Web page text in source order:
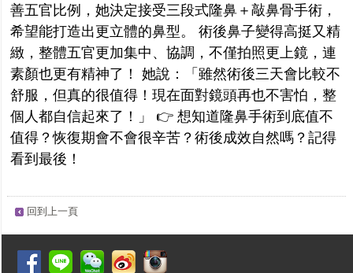
善五官比例，她決定接受三段式隆鼻＋敲鼻骨手術，
希望能打造出更立體的鼻型。 術後鼻子變得高挺又精
緻，整體五官更加集中、協調，不僅拍照更上鏡，連
素顏也更有精神了！ 她說：「雖然術後三天會比較不
舒服，但真的很值得！現在面對鏡頭再也不害怕，整
個人都自信起來了！」 👉 想知道隆鼻手術到底值不
值得？恢復期會不會很辛苦？術後成效自然嗎？記得
看到最後！
回到上一頁